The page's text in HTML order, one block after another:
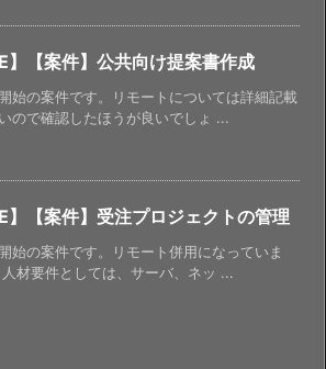
】【案件】公共向け提案書作成
始の案件です。リモートについては詳細記載
ので確認したほうが良いでしょ ...
】【案件】受注プロジェクトの管理
始の案件です。リモート併用になっていま
材要件としては、サーバ、ネッ ...